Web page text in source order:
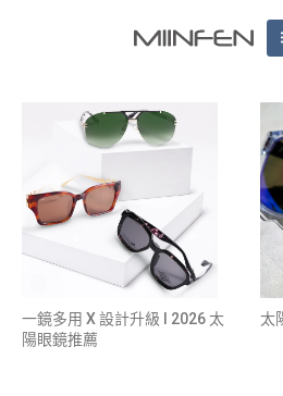
一鏡多用 X 設計升級 l 2026 太
陽眼鏡推薦
太